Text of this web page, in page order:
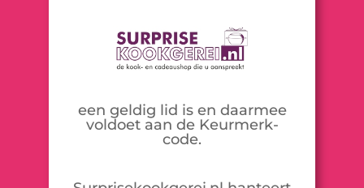
een geldig lid is en daarmee
voldoet aan de Keurmerk-
code.